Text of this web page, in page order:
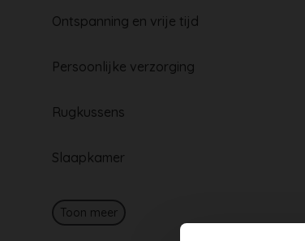
Ontspanning en vrije tijd
Persoonlijke verzorging
Rugkussens
Slaapkamer
Toon meer